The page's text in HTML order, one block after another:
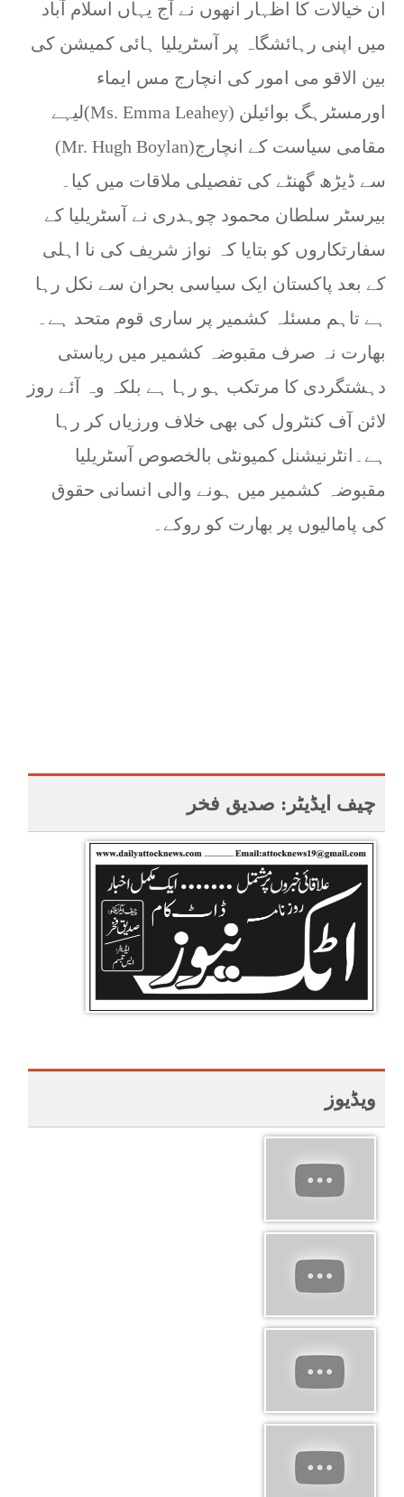
ان خیالات کا اظہار انھوں نے آج یہاں اسلام آباد
میں اپنی رہائشگاہ پر آسٹریلیا ہائی کمیشن کی
بین الاقو می امور کی انچارج مس ایماء
لیہے(Ms. Emma Leahey) اورمسٹرہگ بوائیلن
(Mr. Hugh Boylan)مقامی سیاست کے انچارج
سے ڈیڑھ گھنٹے کی تفصیلی ملاقات میں کیا۔
بیرسٹر سلطان محمود چوہدری نے آسٹریلیا کے
سفارتکاروں کو بتایا کہ نواز شریف کی نا اہلی
کے بعد پاکستان ایک سیاسی بحران سے نکل رہا
ہے تاہم مسئلہ کشمیر پر ساری قوم متحد ہے۔
بھارت نہ صرف مقبوضہ کشمیر میں ریاستی
دہشتگردی کا مرتکب ہو رہا ہے بلکہ وہ آئے روز
لائن آف کنٹرول کی بھی خلاف ورزیاں کر رہا
ہے۔انٹرنیشنل کمیونٹی بالخصوص آسٹریلیا
مقبوضہ کشمیر میں ہونے والی انسانی حقوق
کی پامالیوں پر بھارت کو روکے۔
چیف ایڈیٹر: صدیق فخر
ویڈیوز